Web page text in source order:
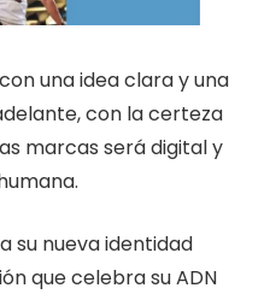
una idea clara y una
con la certeza
marcas será digital y
su nueva identidad
que celebra su ADN